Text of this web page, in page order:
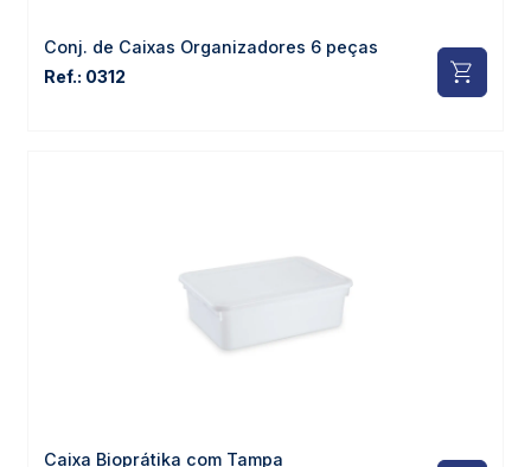
Conj. de Caixas Organizadores 6 peças
Ref.: 0312
Caixa Bioprátika com Tampa